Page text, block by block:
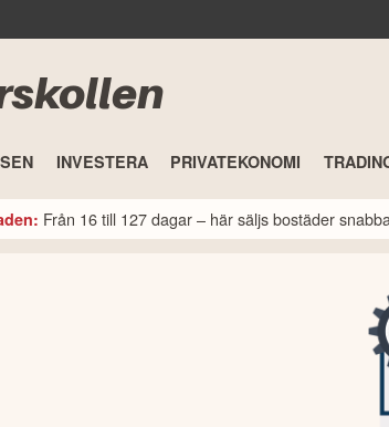
INVESTERA PRIVATEKONOMI
Från 16 till 127 dagar – här säljs bostäder